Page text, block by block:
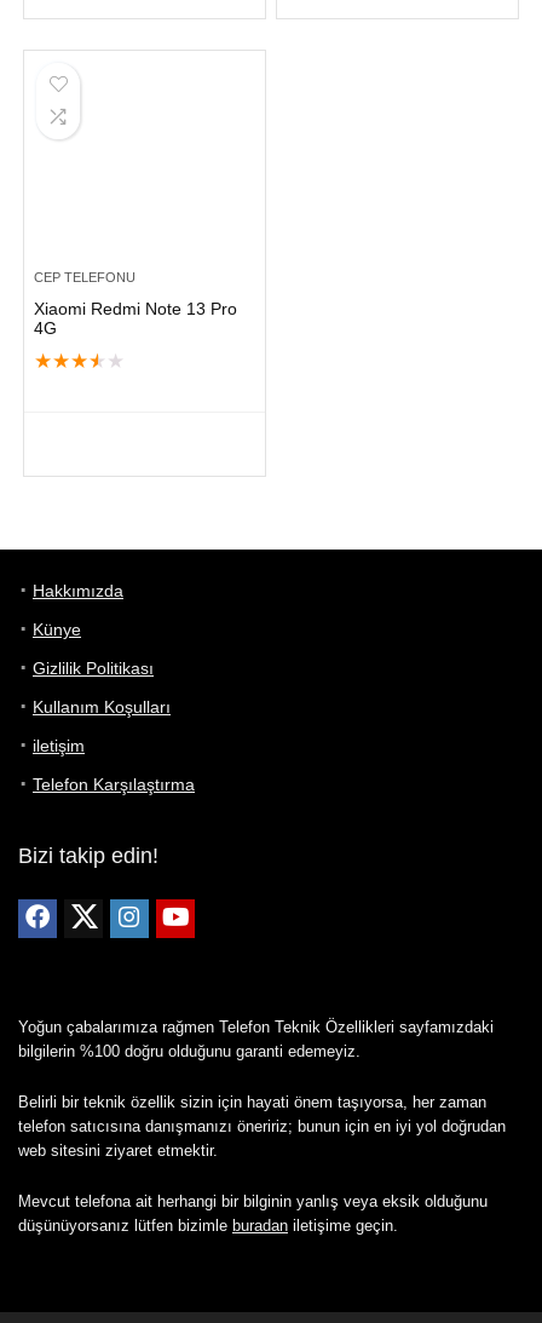
CEP TELEFONU
Xiaomi Redmi Note 13 Pro
4G
★★★★ ★
Hakkımızda
Künye
Gizlilik Politikası
Kullanım Koşulları
iletişim
Telefon Karşılaştırma
Bizi takip edin!
Yoğun çabalarımıza rağmen Telefon Teknik Özellikleri sayfamızdaki
bilgilerin %100 doğru olduğunu garanti edemeyiz.
Belirli bir teknik özellik sizin için hayati önem taşıyorsa, her zaman
telefon satıcısına danışmanızı öneririz; bunun için en iyi yol doğrudan
web sitesini ziyaret etmektir.
Mevcut telefona ait herhangi bir bilginin yanlış veya eksik olduğunu
düşünüyorsanız lütfen bizimle buradan iletişime geçin.